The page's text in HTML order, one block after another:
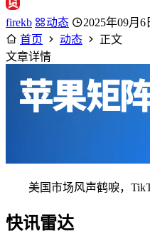
firekb 动态 2025年09月6
首页
动态
正文
文章详情
美国市场风声鹤唳，
快讯雷达